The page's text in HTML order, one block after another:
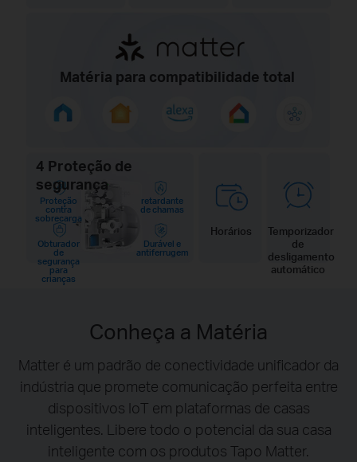
Matéria para compatibilidade total
4 Proteção de
segurança
Proteção
contra
sobrecarga
Obturador
de
segurança
para
crianças
retardante
de chamas
Durável e
antiferrugem
Horários
Temporizador
de
desligamento
automático
Conheça a Matéria
Matter é um padrão de conectividade unificador da
indústria que promete comunicação perfeita entre
dispositivos IoT em plataformas de casas
inteligentes. Libere todo o potencial da sua casa
inteligente com os produtos Tapo Matter.